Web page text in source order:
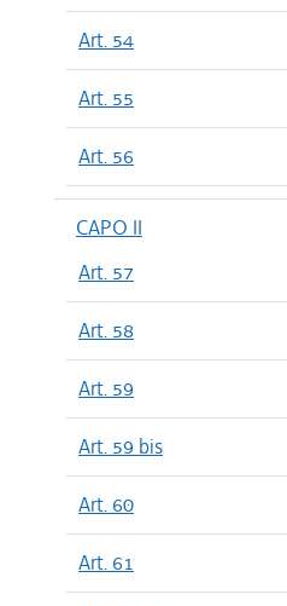
Art. 54
Art. 55
Art. 56
CAPO II
Art. 57
Art. 58
Art. 59
Art. 59 bis
Art. 60
Art. 61